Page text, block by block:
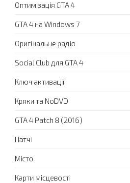
Оптимізація GTA 4
GTA 4 на Windows 7
Оригінальне радіо
Social Club для GTA 4
Ключ активації
Кряки та NoDVD
GTA 4 Patch 8 (2016)
Патчі
Місто
Карти місцевості